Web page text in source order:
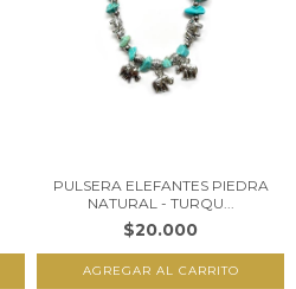
PULSERA ELEFANTES PIEDRA
NATURAL - TURQU...
$20.000